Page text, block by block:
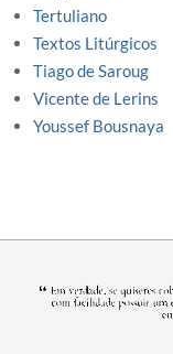
Tertuliano
Textos Litúrgicos
Tiago de Saroug
Vicente de Lerins
Youssef Bousnaya